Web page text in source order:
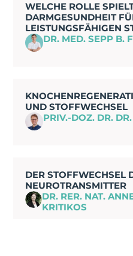
WELCHE ROLLE
DARMGESUNDHEIT
LEISTUNGSFÄHIGEN
DR. MED. SEPP B.
UND STOFFWECHSEL
PRIV.-DOZ. DR.
DER STOFFWECHSEL
NEUROTRANSMITTER
DR. RER. NAT.
KRITIKOS